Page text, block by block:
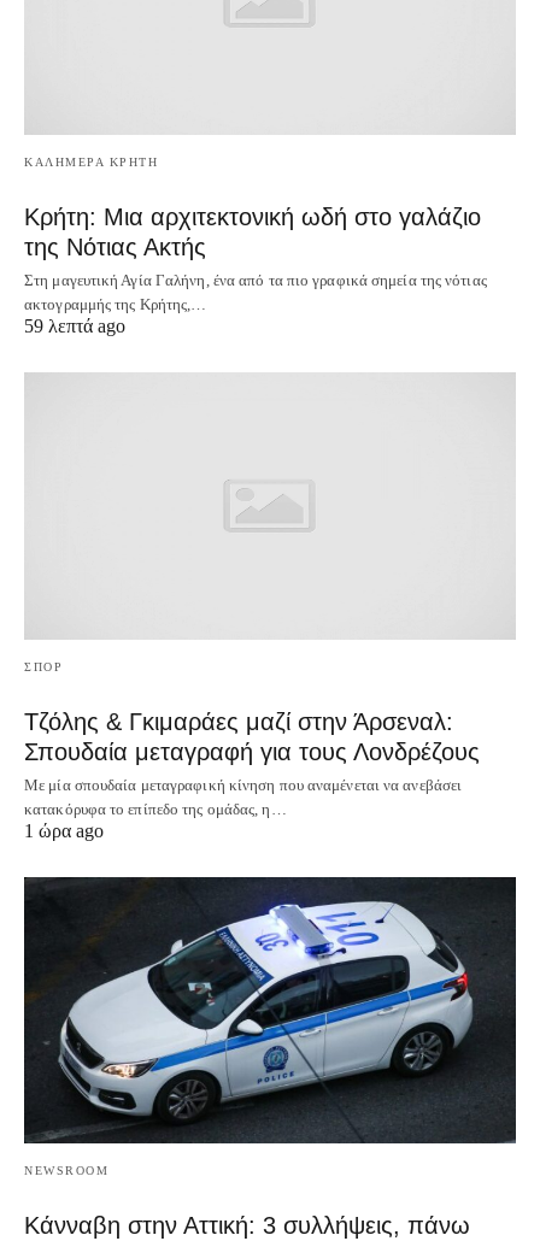
ΚΑΛΗΜΕΡΑ ΚΡΗΤΗ
Κρήτη: Μια αρχιτεκτονική ωδή στο γαλάζιο
της Νότιας Ακτής
Στη μαγευτική Αγία Γαλήνη, ένα από τα πιο γραφικά σημεία της νότιας
ακτογραμμής της Κρήτης,…
59 λεπτά ago
ΣΠΟΡ
Τζόλης & Γκιμαράες μαζί στην Άρσεναλ:
Σπουδαία μεταγραφή για τους Λονδρέζους
Με μία σπουδαία μεταγραφική κίνηση που αναμένεται να ανεβάσει
κατακόρυφα το επίπεδο της ομάδας, η…
1 ώρα ago
NEWSROOM
Κάνναβη στην Αττική: 3 συλλήψεις, πάνω